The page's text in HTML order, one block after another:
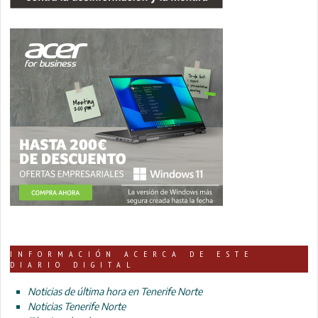
INFORMACIÓN ACERCA DE ESTE
DIARIO DIGITAL
Noticias de última hora en Tenerife Norte
Noticias Tenerife Norte